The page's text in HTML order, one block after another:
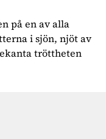
på en av alla
i sjön, njöt av
tröttheten